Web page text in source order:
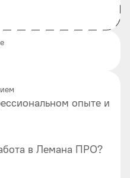
опыте и
в Лемана ПРО?